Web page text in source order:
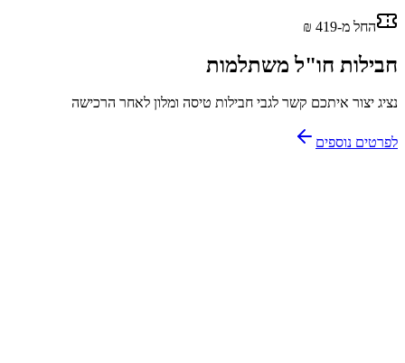
החל מ-‏419 ‏₪
חבילות חו"ל משתלמות
נציג יצור איתכם קשר לגבי חבילות טיסה ומלון לאחר הרכישה
לפרטים נוספים